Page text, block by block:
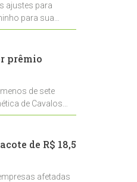
ajustes para
para sua
prêmio
de sete
de Cavalos
de R$ 18,5
afetadas